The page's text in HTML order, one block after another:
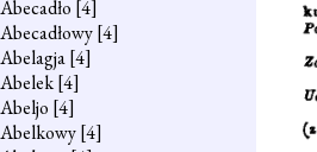
Abecadło [4]
Abecadłowy[4]
Abelagja[4]
Abelek[4]
Abeljo [4]
Abelkowy[4]